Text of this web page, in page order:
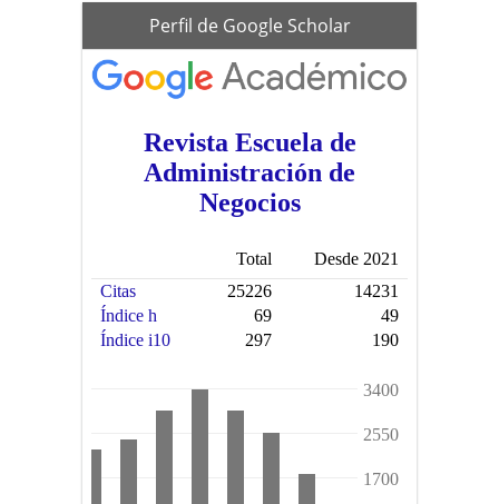
scholarPerfil de Google Scholar